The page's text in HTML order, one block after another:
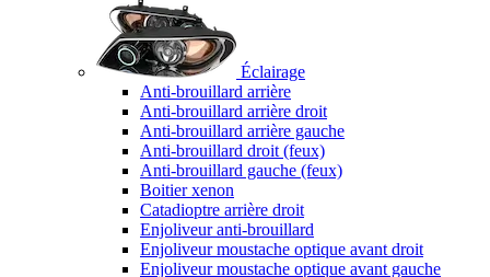
Éclairage
Anti-brouillard arrière
Anti-brouillard arrière droit
Anti-brouillard arrière gauche
Anti-brouillard droit (feux)
Anti-brouillard gauche (feux)
Boitier xenon
Catadioptre arrière droit
Enjoliveur anti-brouillard
Enjoliveur moustache optique avant droit
Enjoliveur moustache optique avant gauche